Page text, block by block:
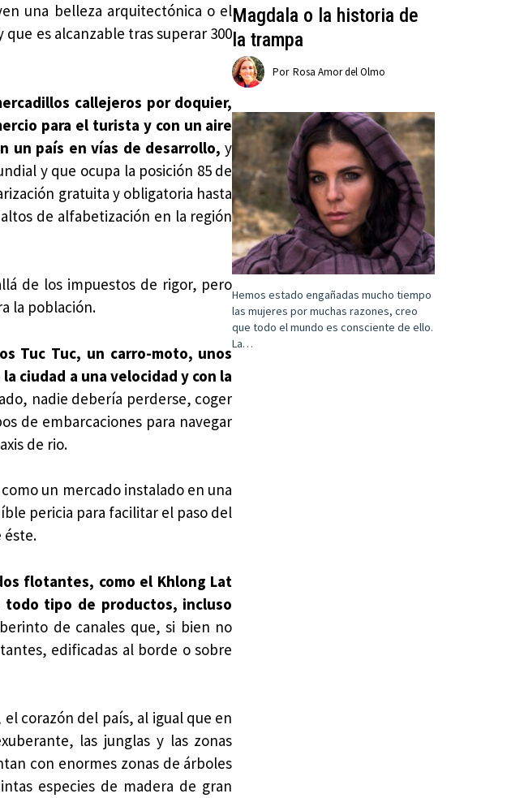
una belleza arquitectónica o el
es alcanzable tras superar 300
callejeros por doquier,
para el turista y con un aire
un país en vías de desarrollo, y
y que ocupa la posición 85 de
gratuita y obligatoria hasta
de alfabetización en la región
de los impuestos de rigor, pero
la población.
Tuc Tuc, un carro-moto, unos
ciudad a una velocidad y con la
nadie debería perderse, coger
de embarcaciones para navegar
de rio.
un mercado instalado en una
pericia para facilitar el paso del
éste.
flotantes, como el Khlong Lat
todo tipo de productos, incluso
de canales que, si bien no
edificadas al borde o sobre
corazón del país, al igual que en
las junglas y las zonas
con enormes zonas de árboles
especies de madera de gran
Magdala o la historia de
la trampa
Por Rosa Amor del Olmo
Hemos estado engañadas mucho tiempo
las mujeres por muchas razones, creo
que todo el mundo es consciente de ello.
La…